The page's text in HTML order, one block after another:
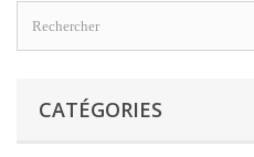
CATÉGORIES